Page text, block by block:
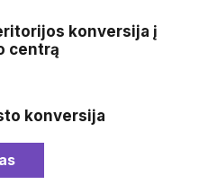
konversija į
centrą
konversija